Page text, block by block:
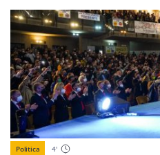
Politica 4'